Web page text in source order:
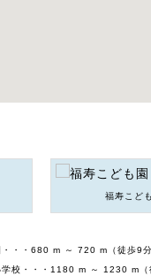
福寿こど
・・・680 m ～ 720 m（徒歩9分
学校・・・1180 m ～ 1230 m（